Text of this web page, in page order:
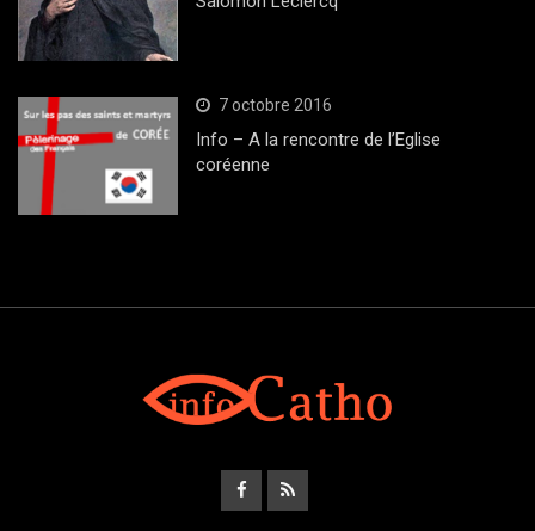
7 octobre 2016
Info – A la rencontre de l’Eglise
coréenne